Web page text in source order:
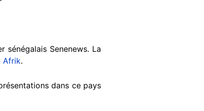
sénégalais Senenews. La
Afrik.
dans ce pays